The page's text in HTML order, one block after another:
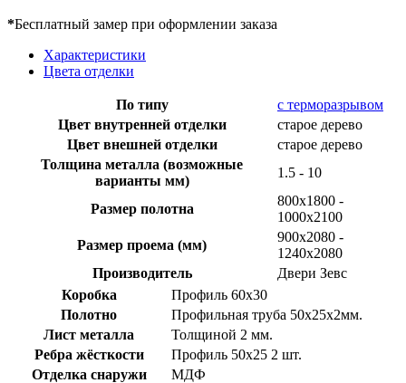
*Бесплатный замер при оформлении заказа
Характеристики
Цвета отделки
По типу
с терморазрывом
Цвет внутренней отделки
старое дерево
Цвет внешней отделки
старое дерево
Толщина металла (возможные
варианты мм)
1.5 - 10
Размер полотна
800x1800 -
1000x2100
Размер проема (мм)
900х2080 -
1240х2080
Производитель
Двери Зевс
Коробка
Профиль 60х30
Полотно
Профильная труба 50х25х2мм.
Лист металла
Толщиной 2 мм.
Ребра жёсткости
Профиль 50х25 2 шт.
Отделка снаружи
МДФ